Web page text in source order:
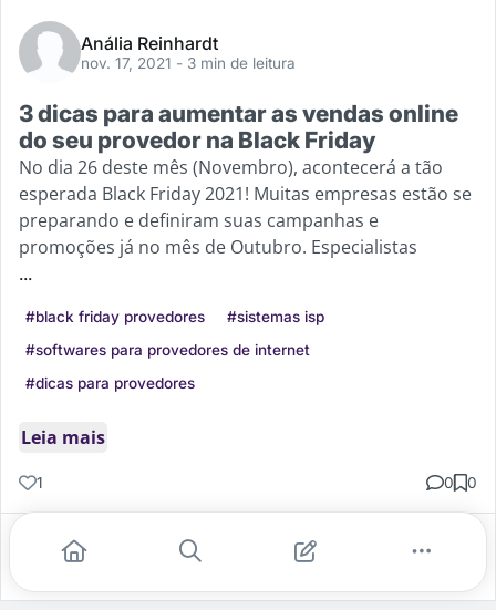
Anália Reinhardt
nov. 17, 2021 - 3 min de leitura
3 dicas para aumentar as vendas online
do seu provedor na Black Friday
No dia 26 deste mês (Novembro), acontecerá a tão
esperada Black Friday 2021! Muitas empresas estão se
preparando e definiram suas campanhas e
promoções já no mês de Outubro. Especialistas
...
#black friday provedores
#sistemas isp
#softwares para provedores de internet
#dicas para provedores
Leia mais
1 0 0
Gostei Comentar Salvar